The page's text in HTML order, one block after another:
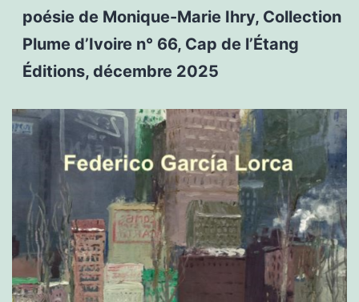
poésie de Monique-Marie Ihry, Collection
Plume d’Ivoire n° 66, Cap de l’Étang
Éditions, décembre 2025